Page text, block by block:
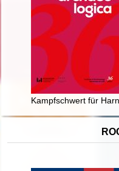
Kampfschwert für